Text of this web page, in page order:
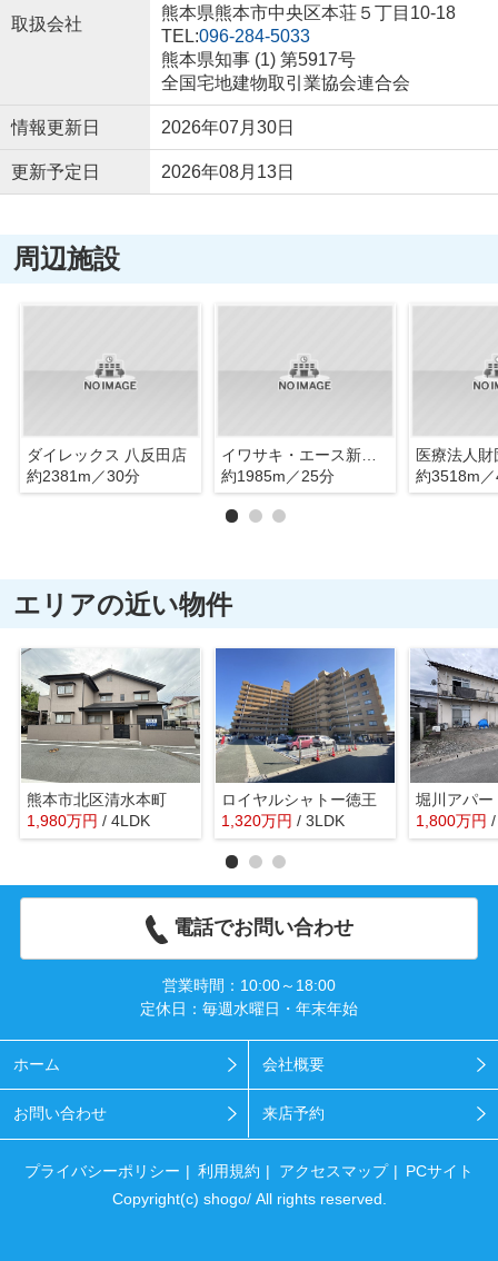
取扱会社
熊本県熊本市中央区本荘５丁目10-18
TEL:096-284-5033
熊本県知事 (1) 第5917号
全国宅地建物取引業協会連合会
情報更新日 2026年07月30日
更新予定日 2026年08月13日
周辺施設
ダイレックス 八反田店
約2381m／30分
イワサキ・エース新南部店
約1985m／25分
約3518m
エリアの近い物件
熊本市北区清水本町
1,980万円 / 4LDK
ロイヤルシャトー徳王
1,320万円 / 3LDK
堀川アパー
1,800万円
電話でお問い合わせ
営業時間：10:00～18:00
定休日：毎週水曜日・年末年始
ホーム 会社概要
お問い合わせ 来店予約
プライバシーポリシー 利用規約 アクセスマップ
PCサイト
Copyright(c) shogo/ All rights reserved.